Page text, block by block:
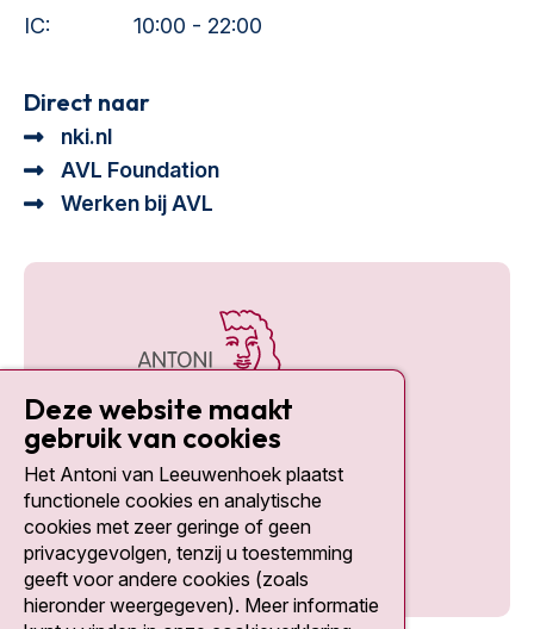
IC:
10:00 - 22:00
Direct naar
nki.nl
AVL Foundation
Werken bij AVL
Social media
Deze website maakt
gebruik van cookies
Het Antoni van Leeuwenhoek plaatst
functionele cookies en analytische
cookies met zeer geringe of geen
privacygevolgen, tenzij u toestemming
geeft voor andere cookies (zoals
hieronder weergegeven). Meer informatie